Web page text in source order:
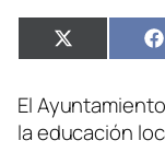
Compartir
en
X
(Twitter)
El
la educación